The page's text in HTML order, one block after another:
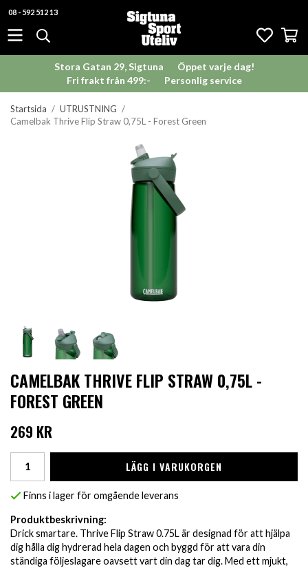
08 - 592 512 13
Stora Gatan 29, Sigtuna
Öppet varje dag!
Fri frakt från 499:-
Personlig service
Startsida / UTRUSTNING /
Camelbak Thrive Flip Straw 0,75L - Forest Green
CAMELBAK THRIVE FLIP STRAW 0,75L -
FOREST GREEN
269 KR
LÄGG I VARUKORGEN
Finns i lager för omgående leverans
Produktbeskrivning:
Drick smartare. Thrive Flip Straw 0.75L är designad för att hjälpa
dig hålla dig hydrerad hela dagen och byggd för att vara din
ständiga följeslagare oavsett vart din dag tar dig. Med ett mjukt,